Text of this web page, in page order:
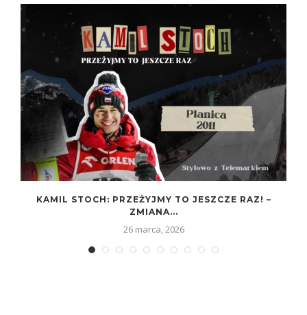
KAMIL STOCH: PRZEŻYJMY TO JESZCZE RAZ! –
ZMIANA...
26 marca, 2026